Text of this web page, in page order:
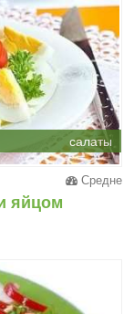
салаты
Средне
яйцом